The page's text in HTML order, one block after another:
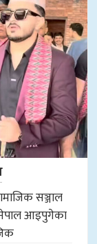
सञ्जाल
नेपाल आइपुगेका